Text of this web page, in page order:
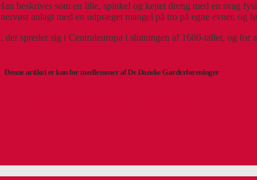
beskrives som en lille, spinkel og kejtet dreng med en svag
anlagt med en udpræget mangel på tro på egne evner, og
spreder sig i Centraleuropa i slutningen af 1600-tallet, og for
Denne artikel er kun for medlemmer af De Danske Garderforeninger